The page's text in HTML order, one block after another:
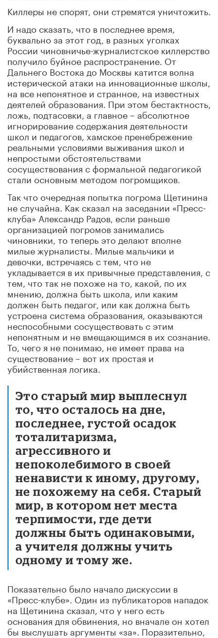
Киллеры не спорят, они стремятся уничтожить.
И надо сказать, что в последнее время,
буквально за этот год, в разных уголках
России чиновничье-журналистское киллерство
получило буйное распространение. От
Дальнего Востока до Москвы катится волна
истерической атаки на инновационные школы,
на все непонятное и странное, на известных
деятелей образования. При этом бестактность,
ложь, подтасовки, а главное – абсолютное
игнорирование содержания деятельности
школ и педагогов, хамское пренебрежение
реальными условиями выживания школ и
непростыми обстоятельствами
сосуществования с формальной педагогикой
стали основным методом погромщиков.
Так что очередная попытка погрома Щетинина
не случайна. Как сказал на заседании «Пресс-
клуба» Александр Радов, если раньше
организацией погромов занимались
чиновники, то теперь это делают вполне
милые журналисты. Милые мальчики и
девочки, встречаясь с тем, что не
укладывается в их привычные представления, с
тем, что так не похоже на то, какой, по их
мнению, должна быть школа, или каким
должен быть педагог, или как должна быть
устроена система образования, оказываются
неспособными сосуществовать с этим
непонятным и не вмещающимся в их сознание.
То, чего я не понимаю, не имеет права на
существование – вот их простая и
убийственная логика.
Это старый мир выплеснул
то, что осталось на дне,
последнее, густой осадок
тоталитаризма,
агрессивного и
непоколебимого в своей
ненависти к иному, другому,
не похожему на себя. Старый
мир, в котором нет места
терпимости, где дети
должны быть одинаковыми,
а учителя должны учить
одному и тому же.
Показательно было начало дискуссии в
«Пресс-клубе». Один из публикаторов нападок
на Щетинина сказал, что у него есть
основания для обвинения, но вначале он хотел
бы выслушать аргументы «за». Поразительно,